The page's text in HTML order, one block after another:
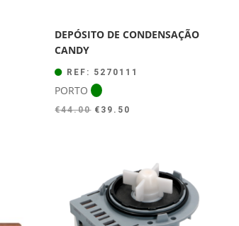
DEPÓSITO DE CONDENSAÇÃO
CANDY
REF: 5270111
PORTO
€44.00 O
€44.00.
€ 39.50
€39.50.